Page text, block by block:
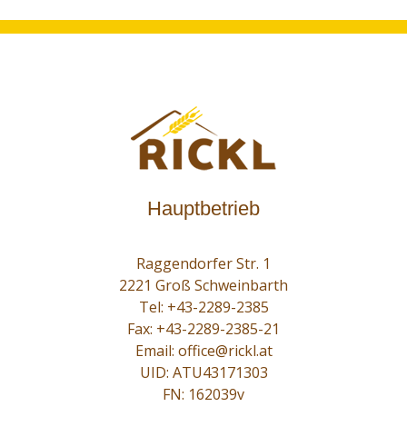
Hauptbetrieb
Raggendorfer Str. 1
2221 Groß Schweinbarth
Tel: +43-2289-2385
Fax: +43-2289-2385-21
Email: office@rickl.at
UID: ATU43171303
FN: 162039v